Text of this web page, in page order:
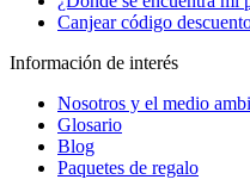
Canjear código
Información de interés
Nosotros y el medio
Glosario
Blog
Paquetes de regalo